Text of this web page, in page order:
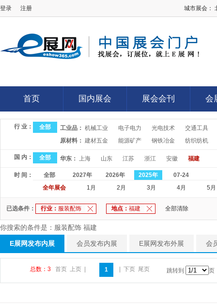
登录 注册 城市展会：
首页
首页
国内展会
国内展会
展会会刊
展会会刊
会
会
行 业： 全部 工业品： 机械工业 电子电力 光电技术
交通工具
原材料： 建材五金 能源矿产 钢铁冶金 纺织纺机
国 内： 全部 华东： 上海 山东 江苏 浙江 安徽 福建
时 间： 全部 2027年 2026年 2025年
07-24
全年展会
1月 2月 3月 4月 5月
已选条件： 行业： 服装配饰 地点： 福建 全部清除
你搜索的条件是：服装配饰 福建
E展网发布内展 会员发布内展 E展网发布外展 会
总数：3 首页 上页 1 下页 尾页 跳转到 页